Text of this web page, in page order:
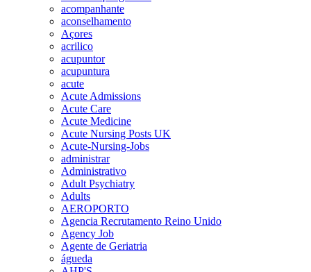
acompanhante
aconselhamento
Açores
acrilico
acupuntor
acupuntura
acute
Acute Admissions
Acute Care
Acute Medicine
Acute Nursing Posts UK
Acute-Nursing-Jobs
administrar
Administrativo
Adult Psychiatry
Adults
AEROPORTO
Agencia Recrutamento Reino Unido
Agency Job
Agente de Geriatria
águeda